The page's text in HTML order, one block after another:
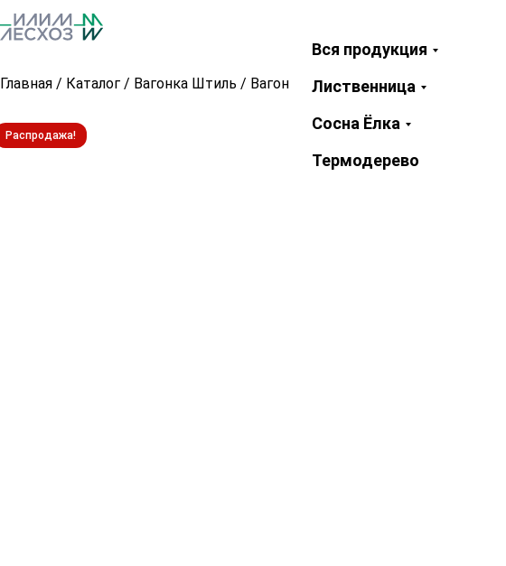
Закрыть
Вся продукция
Лиственница
Сосна Ёлка
Термодерево
Главная / Каталог / Вагонка Штиль / Вагонка Штиль из лиственницы
Распродажа!